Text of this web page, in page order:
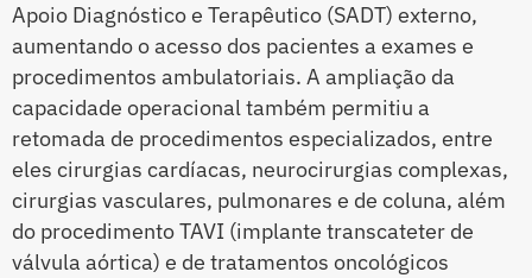
Apoio Diagnóstico e Terapêutico (SADT) externo,
aumentando o acesso dos pacientes a exames e
procedimentos ambulatoriais. A ampliação da
capacidade operacional também permitiu a
retomada de procedimentos especializados, entre
eles cirurgias cardíacas, neurocirurgias complexas,
cirurgias vasculares, pulmonares e de coluna, além
do procedimento TAVI (implante transcateter de
válvula aórtica) e de tratamentos oncológicos